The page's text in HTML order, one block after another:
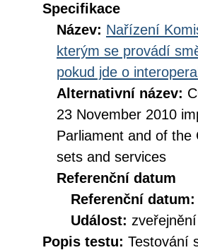
Specifikace
Název: Nařízení
kterým se provádí
pokud jde o
Alternativní název:
23 November 2010
Parliament and of the
sets and services
Referenční datum
Referenční datum:
Událost: zveřejnění
Popis testu: Testování